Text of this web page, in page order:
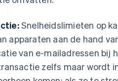
Snelheidslimieten op
apparaten aan de hand
van e-mailadressen bij
zelfs maar wordt